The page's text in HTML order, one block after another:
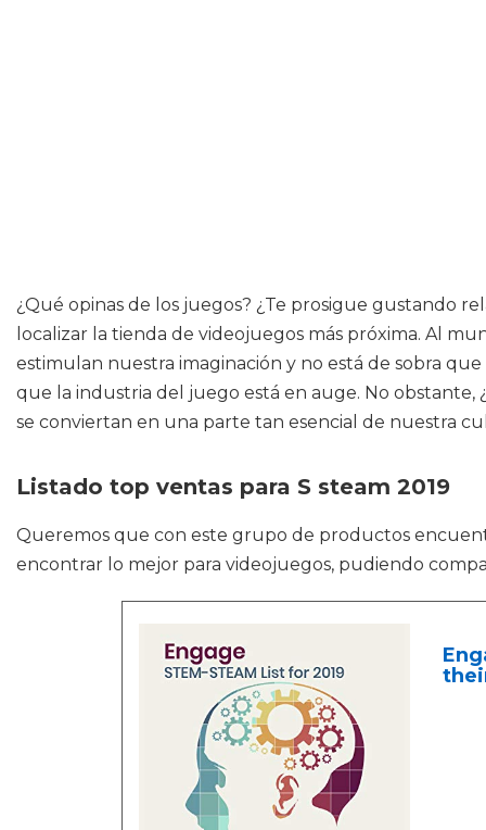
¿Qué opinas de los juegos? ¿Te prosigue gustando
localizar la tienda de videojuegos más próxima. Al
estimulan nuestra imaginación y no está de sobra
que la industria del juego está en auge. No
se conviertan en una parte tan esencial de nuestra
Listado top ventas para S steam 2019
Queremos que con este grupo de productos
encontrar lo mejor para videojuegos, pudiendo